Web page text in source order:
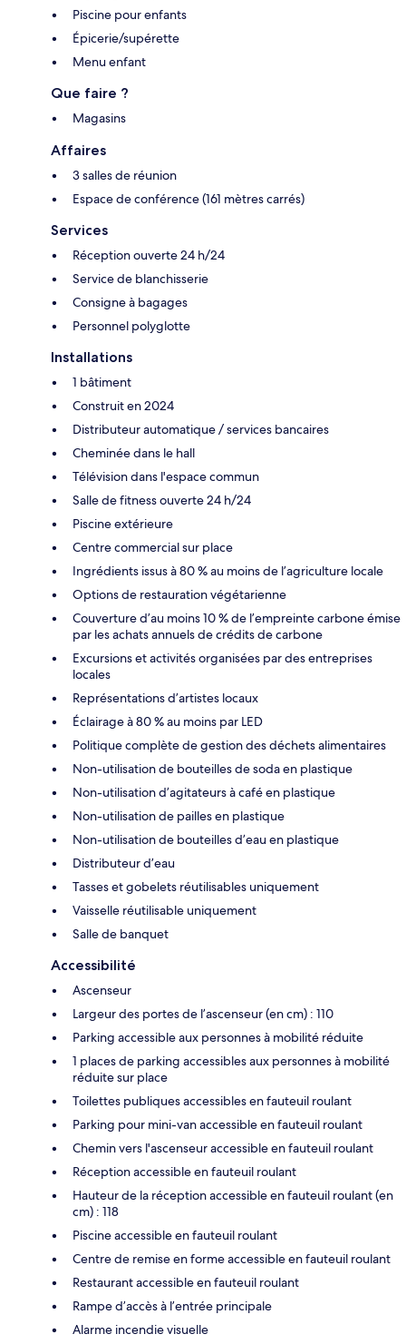
Piscine pour enfants
Épicerie/supérette
Menu enfant
Que faire ?
Magasins
Affaires
3 salles de réunion
Espace de conférence (161 mètres carrés)
Services
Réception ouverte 24 h/24
Service de blanchisserie
Consigne à bagages
Personnel polyglotte
Installations
1 bâtiment
Construit en 2024
Distributeur automatique / services bancaires
Cheminée dans le hall
Télévision dans l'espace commun
Salle de fitness ouverte 24 h/24
Piscine extérieure
Centre commercial sur place
Ingrédients issus à 80 % au moins de l’agriculture locale
Options de restauration végétarienne
Couverture d’au moins 10 % de l’empreinte carbone émise
par les achats annuels de crédits de carbone
Excursions et activités organisées par des entreprises
locales
Représentations d’artistes locaux
Éclairage à 80 % au moins par LED
Politique complète de gestion des déchets alimentaires
Non-utilisation de bouteilles de soda en plastique
Non-utilisation d’agitateurs à café en plastique
Non-utilisation de pailles en plastique
Non-utilisation de bouteilles d’eau en plastique
Distributeur d’eau
Tasses et gobelets réutilisables uniquement
Vaisselle réutilisable uniquement
Salle de banquet
Accessibilité
Ascenseur
Largeur des portes de l’ascenseur (en cm) : 110
Parking accessible aux personnes à mobilité réduite
1 places de parking accessibles aux personnes à mobilité
réduite sur place
Toilettes publiques accessibles en fauteuil roulant
Parking pour mini-van accessible en fauteuil roulant
Chemin vers l'ascenseur accessible en fauteuil roulant
Réception accessible en fauteuil roulant
Hauteur de la réception accessible en fauteuil roulant (en
cm) : 118
Piscine accessible en fauteuil roulant
Centre de remise en forme accessible en fauteuil roulant
Restaurant accessible en fauteuil roulant
Rampe d’accès à l’entrée principale
Alarme incendie visuelle